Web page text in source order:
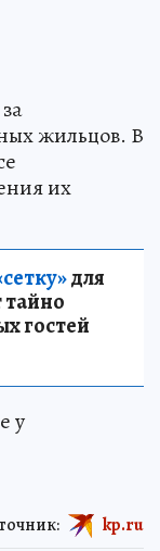
жильцов. В
их
для
тайно
гостей
у
kp.ru